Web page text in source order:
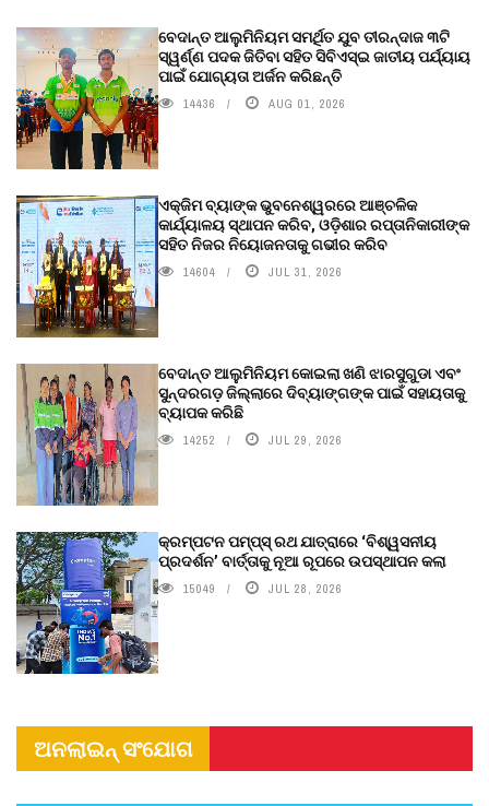
ବେଦାନ୍ତ ଆଲୁମିନିୟମ ସମର୍ଥିତ ଯୁବ ତୀରନ୍ଦାଜ ୩ଟି
ସ୍ୱର୍ଣ୍ଣ ପଦକ ଜିତିବା ସହିତ ସିବିଏସ୍ଇ ଜାତୀୟ ପର୍ଯ୍ୟାୟ
ପାଇଁ ଯୋଗ୍ୟତା ଅର୍ଜନ କରିଛନ୍ତି
14436 AUG 01, 2026
ଏକ୍ଜିମ ବ୍ୟାଙ୍କ ଭୁବନେଶ୍ୱରରେ ଆଞ୍ଚଳିକ
କାର୍ଯ୍ୟାଳୟ ସ୍ଥାପନ କରିବ, ଓଡ଼ିଶାର ରପ୍ତାନିକାରୀଙ୍କ
ସହିତ ନିଜର ନିୟୋଜନତାକୁ ଗଭୀର କରିବ
14604 JUL 31, 2026
ବେଦାନ୍ତ ଆଲୁମିନିୟମ କୋଇଲା ଖଣି ଝାରସୁଗୁଡା ଏବଂ
ସୁନ୍ଦରଗଡ଼ ଜିଲ୍ଲାରେ ଦିବ୍ୟାଙ୍ଗଙ୍କ ପାଇଁ ସହାୟତାକୁ
ବ୍ୟାପକ କରିଛି
14252 JUL 29, 2026
କ୍ରମ୍ପଟନ ପମ୍ପ୍‌ସ୍‌ ରଥ ଯାତ୍ରାରେ ‘ବିଶ୍ୱସନୀୟ
ପ୍ରଦର୍ଶନ’ ବାର୍ତ୍ତାକୁ ନୂଆ ରୂପରେ ଉପସ୍ଥାପନ କଲା
15049 JUL 28, 2026
ଅନଲାଇନ୍ ସଂଯୋଗ